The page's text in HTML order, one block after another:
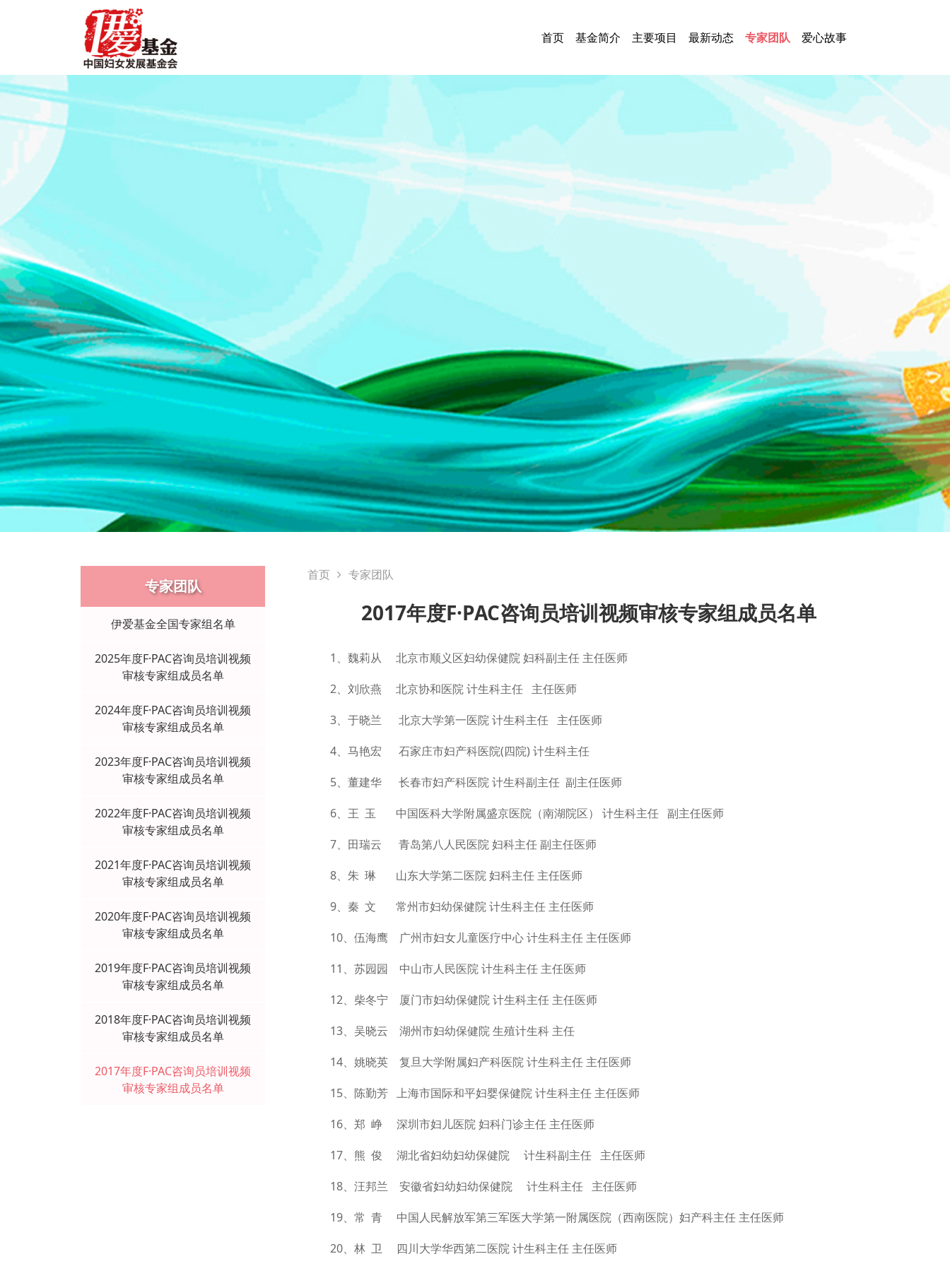
首页 基金简介 主要项目 最新动态 专家团队 爱心故事
专家团队
伊爱基金全国专家组名单
2025年度F·PAC咨询员培训视频
审核专家组成员名单
2024年度F·PAC咨询员培训视频
审核专家组成员名单
2023年度F·PAC咨询员培训视频
审核专家组成员名单
2022年度F·PAC咨询员培训视频
审核专家组成员名单
2021年度F·PAC咨询员培训视频
审核专家组成员名单
2020年度F·PAC咨询员培训视频
审核专家组成员名单
2019年度F·PAC咨询员培训视频
审核专家组成员名单
2018年度F·PAC咨询员培训视频
审核专家组成员名单
2017年度F·PAC咨询员培训视频
审核专家组成员名单
首页 专家团队
2017年度F·PAC咨询员培训视频审核专家组成员名单
1、魏莉从 北京市顺义区妇幼保健院 妇科副主任 主任医师
2、刘欣燕 北京协和医院 计生科主任 主任医师
3、于晓兰 北京大学第一医院 计生科主任 主任医师
4、马艳宏 石家庄市妇产科医院(四院) 计生科主任
5、董建华 长春市妇产科医院 计生科副主任 副主任医师
6、王 玉 中国医科大学附属盛京医院（南湖院区） 计生科主任 副主任医师
7、田瑞云 青岛第八人民医院 妇科主任 副主任医师
8、朱 琳 山东大学第二医院 妇科主任 主任医师
9、秦 文 常州市妇幼保健院 计生科主任 主任医师
10、伍海鹰 广州市妇女儿童医疗中心 计生科主任 主任医师
11、苏园园 中山市人民医院 计生科主任 主任医师
12、柴冬宁 厦门市妇幼保健院 计生科主任 主任医师
13、吴晓云 湖州市妇幼保健院 生殖计生科 主任
14、姚晓英 复旦大学附属妇产科医院 计生科主任 主任医师
15、陈勤芳 上海市国际和平妇婴保健院 计生科主任 主任医师
16、郑 峥 深圳市妇儿医院 妇科门诊主任 主任医师
17、熊 俊 湖北省妇幼妇幼保健院 计生科副主任 主任医师
18、汪邦兰 安徽省妇幼妇幼保健院 计生科主任 主任医师
19、常 青 中国人民解放军第三军医大学第一附属医院（西南医院）妇产科主任 主任医师
20、林 卫 四川大学华西第二医院 计生科主任 主任医师